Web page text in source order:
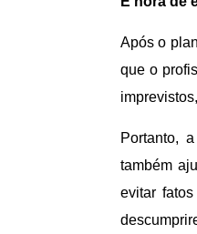
Após o
que o
Portanto,
também
evitar